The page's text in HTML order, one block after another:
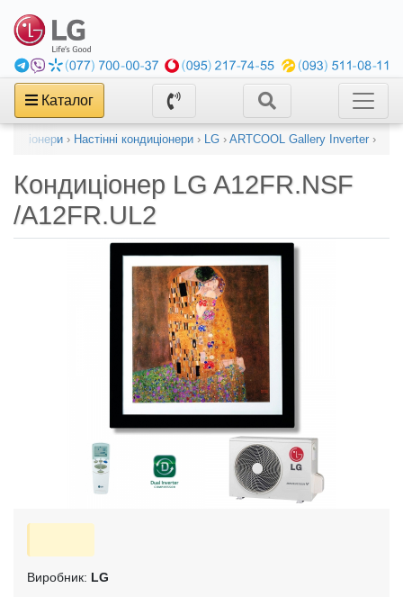
Каталог
› Настінні кондиціонери › LG › ARTCOOL Gallery Inverter ›
Кондиціонер LG A12FR.NSF
/A12FR.UL2
Виробник: LG